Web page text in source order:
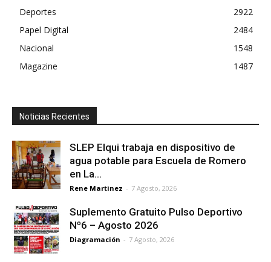
Deportes
2922
Papel Digital
2484
Nacional
1548
Magazine
1487
Noticias Recientes
SLEP Elqui trabaja en dispositivo de
agua potable para Escuela de Romero
en La...
Rene Martinez - 7 Agosto, 2026
Suplemento Gratuito Pulso Deportivo
Nº6 – Agosto 2026
Diagramación - 7 Agosto, 2026